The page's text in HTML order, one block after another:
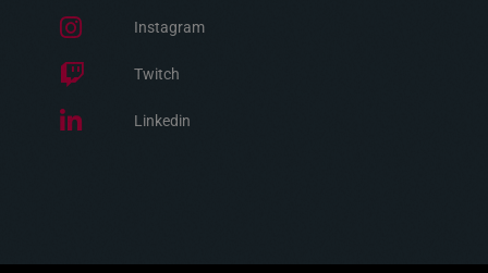
Instagram
Twitch
Linkedin